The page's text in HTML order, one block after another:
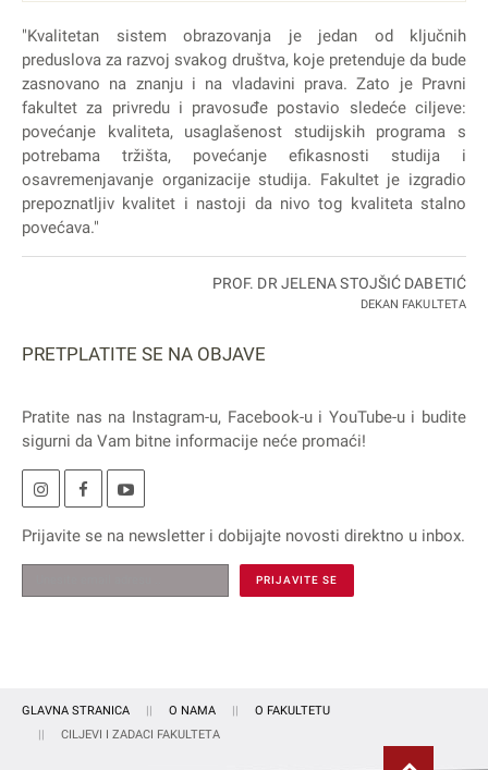
"Kvalitetan sistem obrazovanja je jedan od ključnih
preduslova za razvoj svakog društva, koje pretenduje da bude
zasnovano na znanju i na vladavini prava. Zato je Pravni
fakultet za privredu i pravosuđe postavio sledeće ciljeve:
povećanje kvaliteta, usaglašenost studijskih programa s
potrebama tržišta, povećanje efikasnosti studija i
osavremenjavanje organizacije studija. Fakultet je izgradio
prepoznatljiv kvalitet i nastoji da nivo tog kvaliteta stalno
povećava."
PROF. DR JELENA STOJŠIĆ DABETIĆ
DEKAN FAKULTETA
PRETPLATITE SE NA OBJAVE
Pratite nas na Instagram-u, Facebook-u i YouTube-u i budite
sigurni da Vam bitne informacije neće promaći!
Prijavite se na newsletter i dobijajte novosti direktno u inbox.
GLAVNA STRANICA O NAMA
O FAKULTETU
CILJEVI I ZADACI FAKULTETA